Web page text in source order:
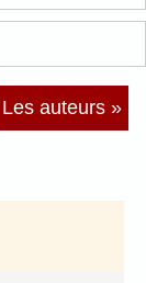
Les auteurs »